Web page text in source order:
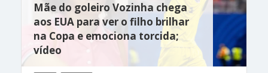
Mãe do goleiro Vozinha chega
aos EUA para ver o filho brilhar
na Copa e emociona torcida;
vídeo